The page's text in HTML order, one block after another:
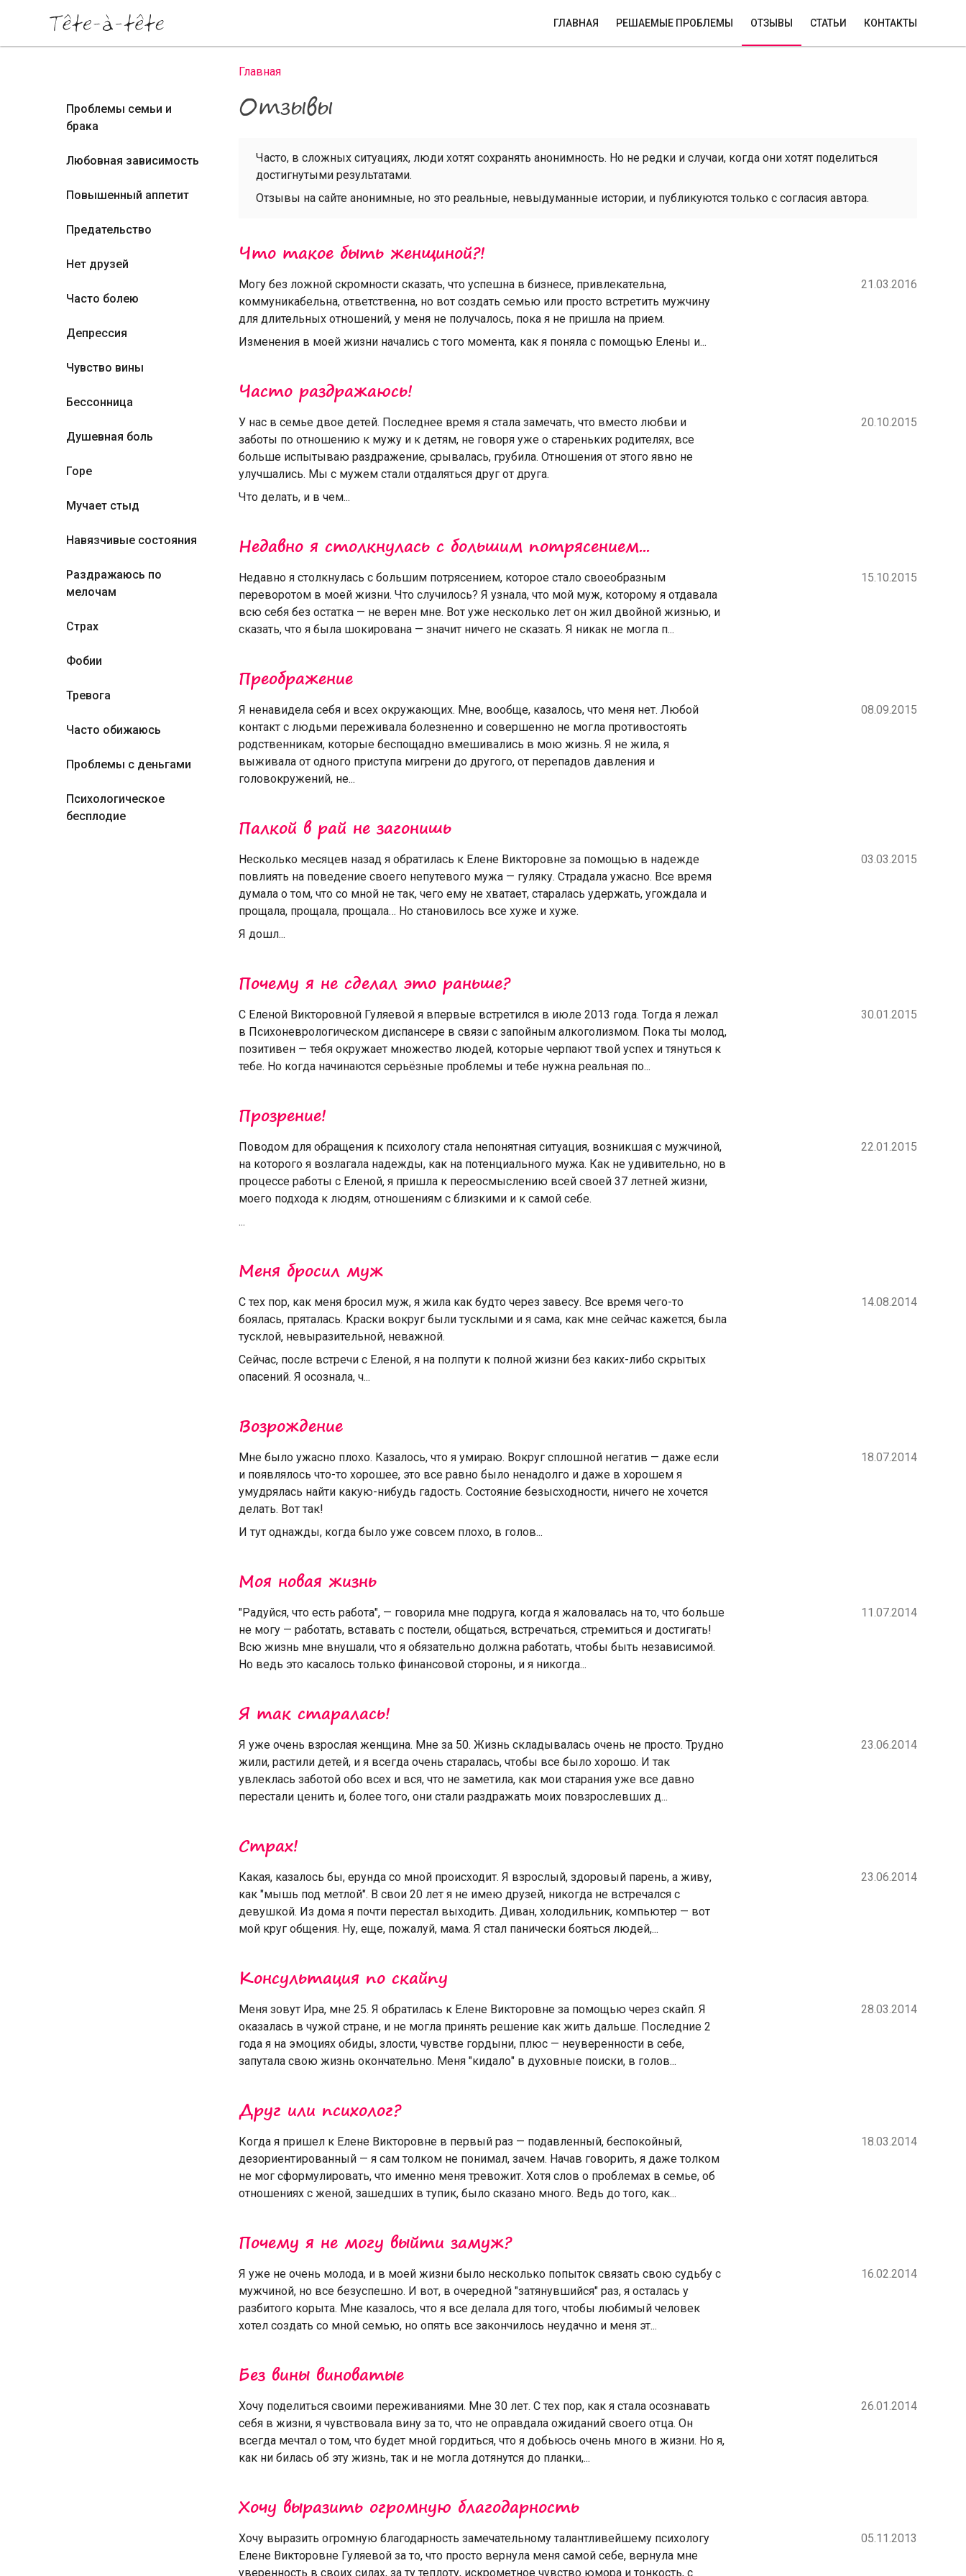
ГЛАВНАЯ РЕШАЕМЫЕ ПРОБЛЕМЫ ОТЗЫВЫ СТАТЬИ КОНТАКТЫ
Вы здесь
Главная
Отзывы
Часто, в сложных ситуациях, люди хотят сохранять анонимность. Но не редки и случаи, когда они хотят поделиться
достигнутыми результатами.
Отзывы на сайте анонимные, но это реальные, невыдуманные истории, и публикуются только с согласия автора.
Что такое быть женщиной?!
21.03.2016
Могу без ложной скромности сказать, что успешна в бизнесе, привлекательна,
коммуникабельна, ответственна, но вот создать семью или просто встретить мужчину
для длительных отношений, у меня не получалось, пока я не пришла на прием.
Изменения в моей жизни начались с того момента, как я поняла с помощью Елены и...
Часто раздражаюсь!
20.10.2015
У нас в семье двое детей. Последнее время я стала замечать, что вместо любви и
заботы по отношению к мужу и к детям, не говоря уже о стареньких родителях, все
больше испытываю раздражение, срывалась, грубила. Отношения от этого явно не
улучшались. Мы с мужем стали отдаляться друг от друга.
Что делать, и в чем...
Недавно я столкнулась с большим потрясением...
15.10.2015
Недавно я столкнулась с большим потрясением, которое стало своеобразным
переворотом в моей жизни. Что случилось? Я узнала, что мой муж, которому я отдавала
всю себя без остатка — не верен мне. Вот уже несколько лет он жил двойной жизнью, и
сказать, что я была шокирована — значит ничего не сказать. Я никак не могла п...
Преображение
08.09.2015
Я ненавидела себя и всех окружающих. Мне, вообще, казалось, что меня нет. Любой
контакт с людьми переживала болезненно и совершенно не могла противостоять
родственникам, которые беспощадно вмешивались в мою жизнь. Я не жила, я
выживала от одного приступа мигрени до другого, от перепадов давления и
головокружений, не...
Палкой в рай не загонишь
03.03.2015
Несколько месяцев назад я обратилась к Елене Викторовне за помощью в надежде
повлиять на поведение своего непутевого мужа — гуляку. Страдала ужасно. Все время
думала о том, что со мной не так, чего ему не хватает, старалась удержать, угождала и
прощала, прощала, прощала… Но становилось все хуже и хуже.
Я дошл...
Почему я не сделал это раньше?
30.01.2015
С Еленой Викторовной Гуляевой я впервые встретился в июле 2013 года. Тогда я лежал
в Психоневрологическом диспансере в связи с запойным алкоголизмом. Пока ты молод,
позитивен — тебя окружает множество людей, которые черпают твой успех и тянуться к
тебе. Но когда начинаются серьёзные проблемы и тебе нужна реальная по...
Прозрение!
22.01.2015
Поводом для обращения к психологу стала непонятная ситуация, возникшая с мужчиной,
на которого я возлагала надежды, как на потенциального мужа. Как не удивительно, но в
процессе работы с Еленой, я пришла к переосмыслению всей своей 37 летней жизни,
моего подхода к людям, отношениям с близкими и к самой себе.
...
Меня бросил муж
14.08.2014
С тех пор, как меня бросил муж, я жила как будто через завесу. Все время чего-то
боялась, пряталась. Краски вокруг были тусклыми и я сама, как мне сейчас кажется, была
тусклой, невыразительной, неважной.
Сейчас, после встречи с Еленой, я на полпути к полной жизни без каких-либо скрытых
опасений. Я осознала, ч...
Возрождение
18.07.2014
Мне было ужасно плохо. Казалось, что я умираю. Вокруг сплошной негатив — даже если
и появлялось что-то хорошее, это все равно было ненадолго и даже в хорошем я
умудрялась найти какую-нибудь гадость. Состояние безысходности, ничего не хочется
делать. Вот так!
И тут однажды, когда было уже совсем плохо, в голов...
Моя новая жизнь
11.07.2014
"Радуйся, что есть работа", — говорила мне подруга, когда я жаловалась на то, что больше
не могу — работать, вставать с постели, общаться, встречаться, стремиться и достигать!
Всю жизнь мне внушали, что я обязательно должна работать, чтобы быть независимой.
Но ведь это касалось только финансовой стороны, и я никогда...
Я так старалась!
23.06.2014
Я уже очень взрослая женщина. Мне за 50. Жизнь складывалась очень не просто. Трудно
жили, растили детей, и я всегда очень старалась, чтобы все было хорошо. И так
увлеклась заботой обо всех и вся, что не заметила, как мои старания уже все давно
перестали ценить и, более того, они стали раздражать моих повзрослевших д...
Страх!
23.06.2014
Какая, казалось бы, ерунда со мной происходит. Я взрослый, здоровый парень, а живу,
как "мышь под метлой". В свои 20 лет я не имею друзей, никогда не встречался с
девушкой. Из дома я почти перестал выходить. Диван, холодильник, компьютер — вот
мой круг общения. Ну, еще, пожалуй, мама. Я стал панически бояться людей,...
Консультация по скайпу
28.03.2014
Меня зовут Ира, мне 25. Я обратилась к Елене Викторовне за помощью через скайп. Я
оказалась в чужой стране, и не могла принять решение как жить дальше. Последние 2
года я на эмоциях обиды, злости, чувстве гордыни, плюс — неуверенности в себе,
запутала свою жизнь окончательно. Меня "кидало" в духовные поиски, в голов...
Друг или психолог?
18.03.2014
Когда я пришел к Елене Викторовне в первый раз — подавленный, беспокойный,
дезориентированный — я сам толком не понимал, зачем. Начав говорить, я даже толком
не мог сформулировать, что именно меня тревожит. Хотя слов о проблемах в семье, об
отношениях с женой, зашедших в тупик, было сказано много. Ведь до того, как...
Почему я не могу выйти замуж?
16.02.2014
Я уже не очень молода, и в моей жизни было несколько попыток связать свою судьбу с
мужчиной, но все безуспешно. И вот, в очередной "затянувшийся" раз, я осталась у
разбитого корыта. Мне казалось, что я все делала для того, чтобы любимый человек
хотел создать со мной семью, но опять все закончилось неудачно и меня эт...
Без вины виноватые
26.01.2014
Хочу поделиться своими переживаниями. Мне 30 лет. С тех пор, как я стала осознавать
себя в жизни, я чувствовала вину за то, что не оправдала ожиданий своего отца. Он
всегда мечтал о том, что будет мной гордиться, что я добьюсь очень много в жизни. Но я,
как ни билась об эту жизнь, так и не могла дотянутся до планки,...
Хочу выразить огромную благодарность
05.11.2013
Хочу выразить огромную благодарность замечательному талантливейшему психологу
Елене Викторовне Гуляевой за то, что просто вернула меня самой себе, вернула мне
уверенность в своих силах, за ту теплоту, искрометное чувство юмора и тонкость, с
Проблемы семьи и
брака
Любовная зависимость
Повышенный аппетит
Предательство
Нет друзей
Часто болею
Депрессия
Чувство вины
Бессонница
Душевная боль
Горе
Мучает стыд
Навязчивые состояния
Раздражаюсь по
мелочам
Страх
Фобии
Тревога
Часто обижаюсь
Проблемы с деньгами
Психологическое
бесплодие